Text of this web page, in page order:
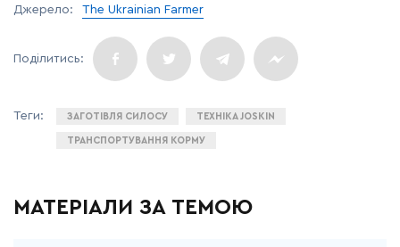
Джерело: The Ukrainian Farmer
ЗАГОТІВЛЯ СИЛОСУ ТЕХНІКА JOSKIN
ТРАНСПОРТУВАННЯ КОРМУ
МАТЕРІАЛИ ЗА ТЕМОЮ